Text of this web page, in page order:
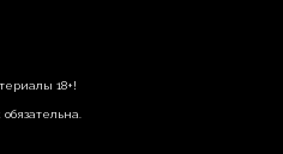
18+!